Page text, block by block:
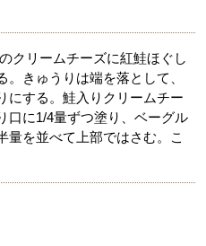
クリームチーズに紅鮭ほぐし
。きゅうりは端を落として、
にする。鮭入りクリームチー
口に1/4量ずつ塗り、ベーグル
量を並べて上部ではさむ。こ